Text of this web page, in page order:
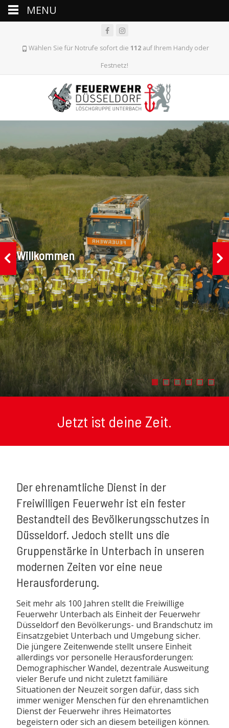
Wählen Sie für Notrufe sofort die 112auf Ihrem Handy oder
Festnetz!
Willkommen
Jetzt ist deine Zeit.
Der ehrenamtliche Dienst in der
Freiwilligen Feuerwehr ist ein fester
Bestandteil des Bevölkerungsschutzes in
Düsseldorf. Jedoch stellt uns die
Gruppenstärke in Unterbach in unseren
modernen Zeiten vor eine neue
Herausforderung.
Seit mehr als 100 Jahren stellt die Freiwillige
Feuerwehr Unterbach als Einheit der Feuerwehr
Düsseldorf den Bevölkerungs- und Brandschutz im
Einsatzgebiet Unterbach und Umgebung sicher.
Die jüngere Zeitenwende stellt unsere Einheit
allerdings vor personelle Herausforderungen:
Demographischer Wandel, dezentrale Ausweitung
vieler Berufe und nicht zuletzt familiäre
Situationen der Neuzeit sorgen dafür, dass sich
immer weniger Menschen für den ehrenamtlichen
Dienst der Feuerwehr ihres Heimatortes
begeistern oder sich an diesem beteiligen können.
MENU